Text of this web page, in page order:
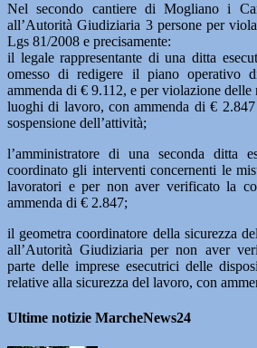
Nel secondo cantiere di Mogliano i
all’Autorità Giudiziaria 3 persone per
Lgs 81/2008 e precisamente:
il legale rappresentante di una ditta
omesso di redigere il piano operativo
ammenda di € 9.112, e per violazione delle
luoghi di lavoro, con ammenda di €
sospensione dell’attività;
l’amministratore di una seconda ditta
coordinato gli interventi concernenti le
lavoratori e per non aver verificato la
ammenda di € 2.847;
il geometra coordinatore della sicurezza
all’Autorità Giudiziaria per non aver
parte delle imprese esecutrici delle
relative alla sicurezza del lavoro, con
Ultime notizie MarcheNews24